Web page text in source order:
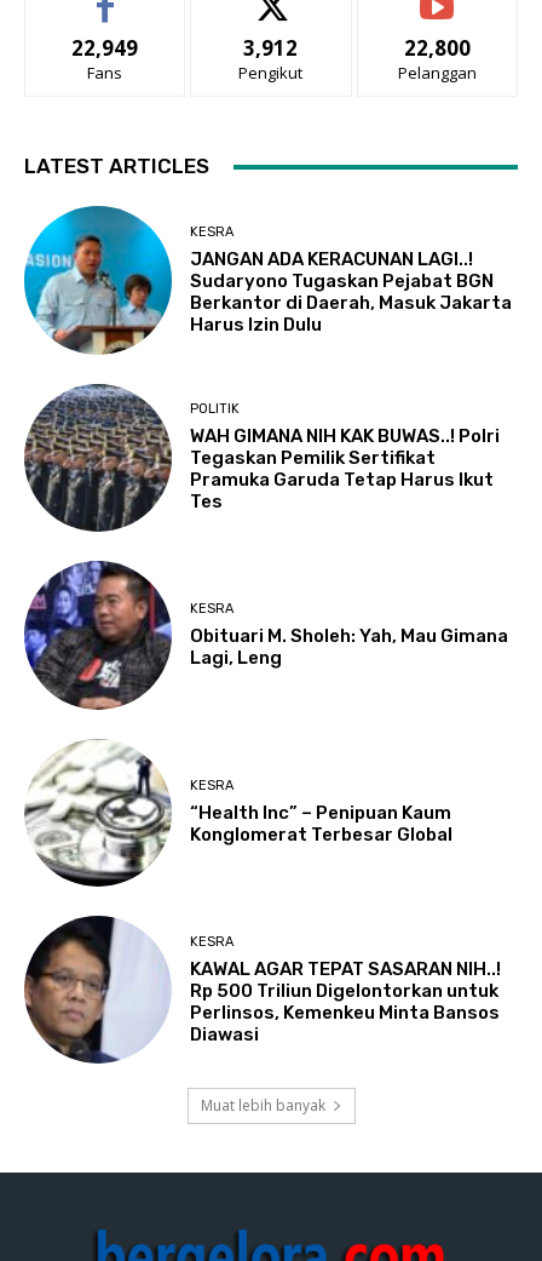
22,949
Fans
3,912
Pengikut
22,800
Pelanggan
LATEST ARTICLES
KESRA
JANGAN ADA KERACUNAN LAGI..!
Sudaryono Tugaskan Pejabat BGN
Berkantor di Daerah, Masuk Jakarta
Harus Izin Dulu
POLITIK
WAH GIMANA NIH KAK BUWAS..! Polri
Tegaskan Pemilik Sertifikat
Pramuka Garuda Tetap Harus Ikut
Tes
KESRA
Obituari M. Sholeh: Yah, Mau Gimana
Lagi, Leng
KESRA
“Health Inc” – Penipuan Kaum
Konglomerat Terbesar Global
KESRA
KAWAL AGAR TEPAT SASARAN NIH..!
Rp 500 Triliun Digelontorkan untuk
Perlinsos, Kemenkeu Minta Bansos
Diawasi
Muat lebih banyak